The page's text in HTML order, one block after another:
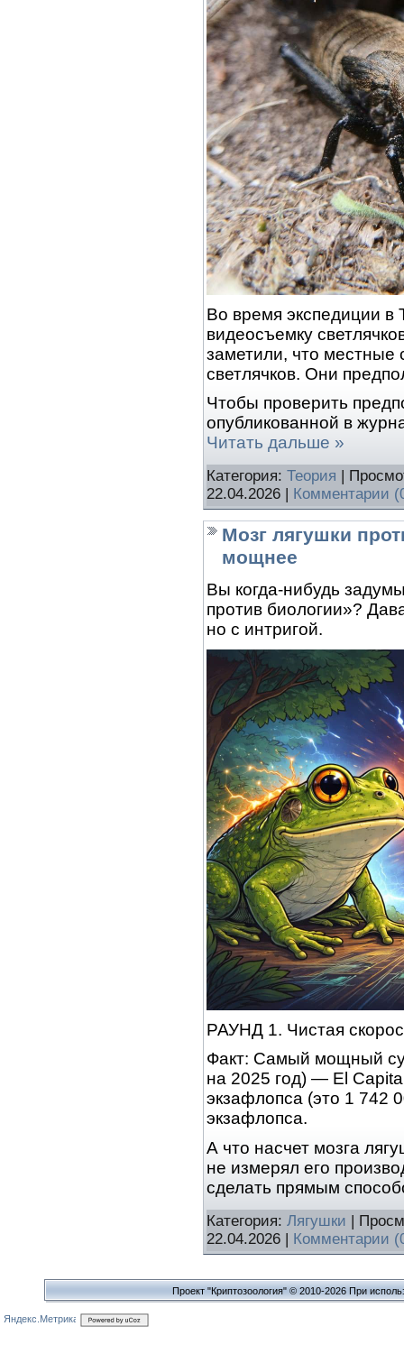
Во время экспедиции
видеосъемку
заметили, что местные
светлячков. Они
Чтобы проверить
опубликованной в
Читать дальше »
Категория: Теория |
22.04.2026 | Комментарии
Мозг лягушки
мощнее
Вы когда-нибудь
против биологии»?
но с интригой.
РАУНД 1. Чистая
Факт: Самый мощный
на 2025 год) — El
экзафлопса (это 1 742
экзафлопса.
А что насчет мозга
не измерял его
сделать прямым
Категория: Лягушки |
22.04.2026 | Комментарии
Проект "Криптозоология" © 2010-2026 При